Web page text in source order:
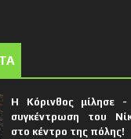
Η Κόρινθος μίλησε -
συγκέντρωση του
στο κέντρο της πόλης!